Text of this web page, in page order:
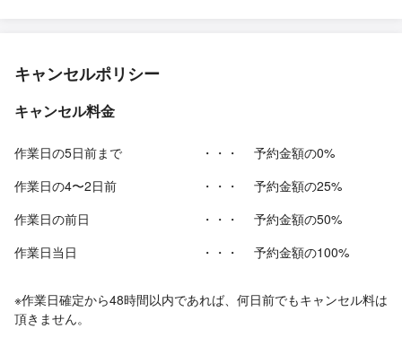
キャンセルポリシー
キャンセル料金
作業日の5日前まで ・・・
予約金額の0%
作業日の4〜2日前
・・・
予約金額の25%
作業日の前日
・・・
予約金額の50%
作業日当日
・・・ 予約金額の100%
※作業日確定から48時間以内であれば、何日前でもキャンセル料は
頂きません。